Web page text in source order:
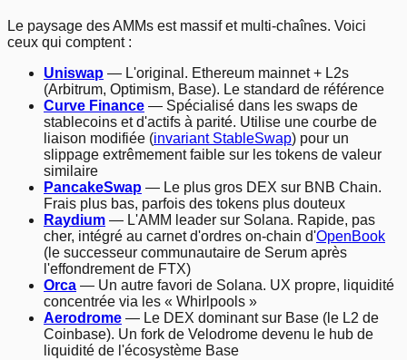
Le paysage des AMMs est massif et multi-chaînes. Voici
ceux qui comptent :
Uniswap — L'original. Ethereum mainnet + L2s
(Arbitrum, Optimism, Base). Le standard de référence
Curve Finance — Spécialisé dans les swaps de
stablecoins et d'actifs à parité. Utilise une courbe de
liaison modifiée (invariant StableSwap) pour un
slippage extrêmement faible sur les tokens de valeur
similaire
PancakeSwap — Le plus gros DEX sur BNB Chain.
Frais plus bas, parfois des tokens plus douteux
Raydium — L'AMM leader sur Solana. Rapide, pas
cher, intégré au carnet d'ordres on-chain d'OpenBook
(le successeur communautaire de Serum après
l'effondrement de FTX)
Orca — Un autre favori de Solana. UX propre, liquidité
concentrée via les « Whirlpools »
Aerodrome — Le DEX dominant sur Base (le L2 de
Coinbase). Un fork de Velodrome devenu le hub de
liquidité de l'écosystème Base